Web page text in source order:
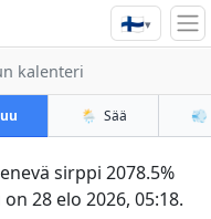
🇫🇮▾
kalenteri
🌦️ Sää 💨
sirppi 2078.5%
28 elo 2026, 05:18.